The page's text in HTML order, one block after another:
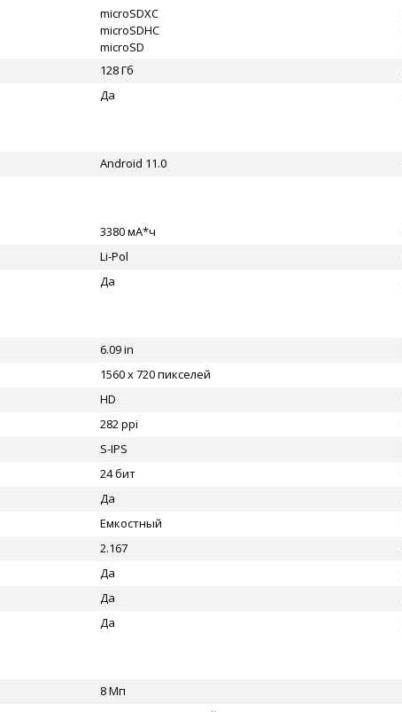
microSDXC
microSDHC
microSD
128 Гб
Да
Android 11.0
3380 мА*ч
Li-Pol
Да
6.09 in
1560 x 720 пикселей
HD
282 ppi
S-IPS
24 бит
Да
Емкостный
2.167
Да
Да
Да
8 Мп